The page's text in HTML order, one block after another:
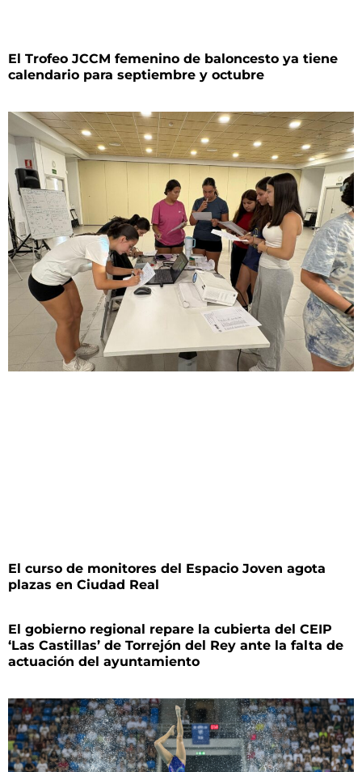
El Trofeo JCCM femenino de baloncesto ya tiene
calendario para septiembre y octubre
El curso de monitores del Espacio Joven agota
plazas en Ciudad Real
El gobierno regional repare la cubierta del CEIP
‘Las Castillas’ de Torrejón del Rey ante la falta de
actuación del ayuntamiento